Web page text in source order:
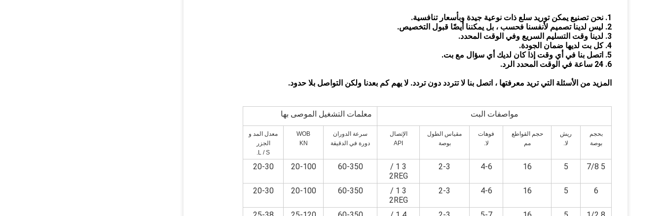
1. نحن تصنيع يمكن توريد سلع ذات نوعية جيدة وبأسعار تنافسية.
2. ليس لدينا تصميم لأنفسنا فحسب ، بل يمكننا أيضًا قبول التخصيص.
3. لدينا وقت التسليم السريع وفي الوقت المحدد.
4. كل بت لديها ضمان الجودة.
5. اتصل بنا في أي وقت إذا كان لديك أي سؤال مع بت.
6. 24 ساعة في الوقت المحدد الرد.
المزيد من الأسئلة التي تريد معرفتها ، اتصل بنا لا تتردد دون تردد. لا يهم كم بعدنا ولكن التواصل بلا حدود.
مواصفات البت معلمات التشغيل الموصى بها
بحجم
بوصة
ريش
لا.
حجم القواطع
مم
فوهات
لا.
مقياس الطول
بوصة
الإتصال
API
سرعة الدوران
دورة في الدقيقة
WOB
KN
معدل المد و
الجزر
L / S.
5 7/8
5
16
4-6
2-3
3 1 /
2REG
60-350
20-100
20-30
6
5
16
4-6
2-3
3 1 /
2REG
60-350
20-100
20-30